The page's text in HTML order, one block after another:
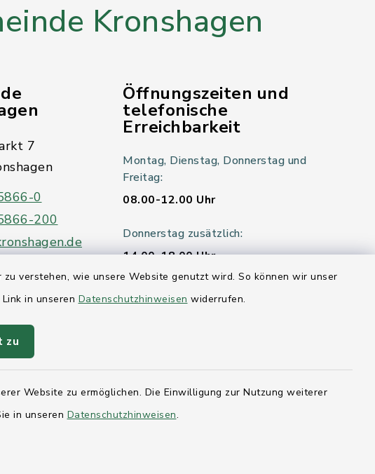
verstehen, wie unsere Website genutzt wird. So können wir unser
in unseren Datenschutzhinweisen widerrufen.
zu
Website zu ermöglichen. Die Einwilligung zur Nutzung weiterer
in unseren Datenschutzhinweisen.
Kronshagen
7
0
200
Öffnungszeiten und
telefonische
Erreichbarkeit
Montag, Dienstag, Donnerstag und
Freitag:
08.00-12.00 Uhr
Donnerstag zusätzlich:
14.00-18.00 Uhr
115
Eckernförde